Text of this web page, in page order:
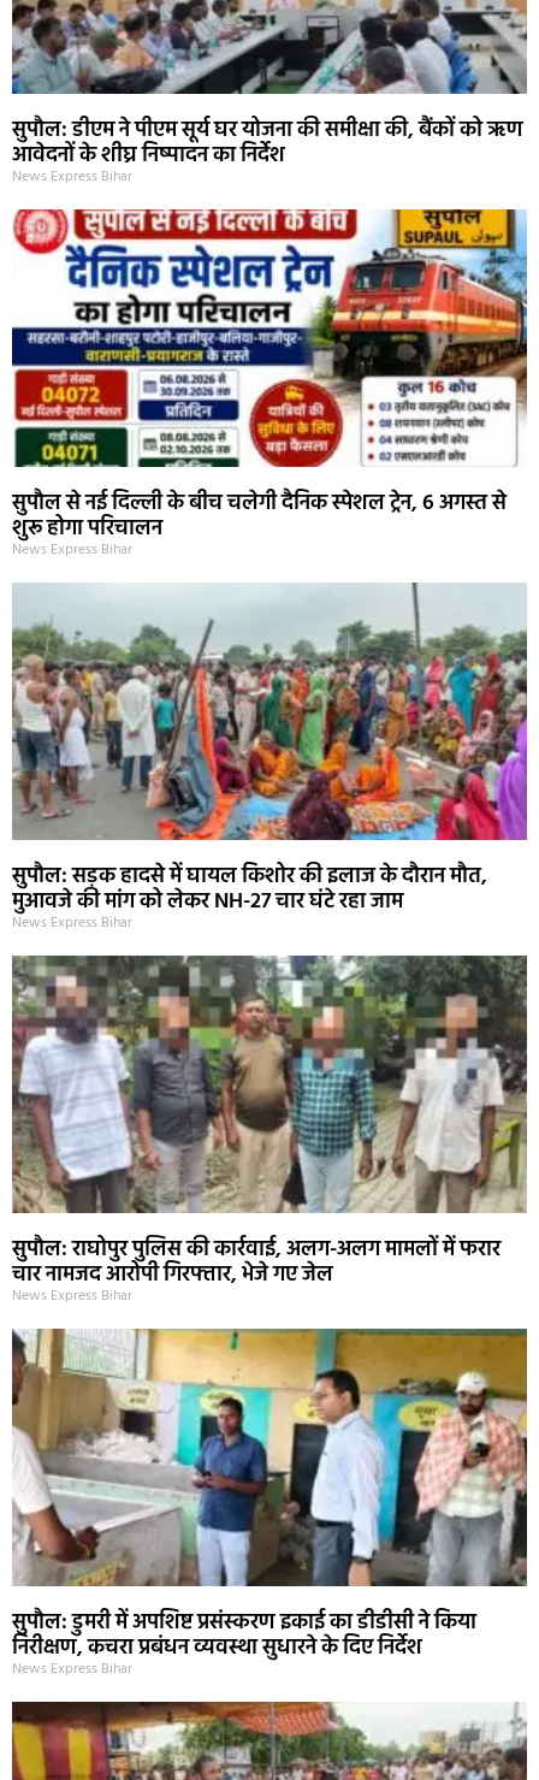
सुपौल: डीएम ने पीएम सूर्य घर योजना की समीक्षा की, बैंकों को ऋण
आवेदनों के शीघ्र निष्पादन का निर्देश
News Express Bihar
सुपौल से नई दिल्ली के बीच चलेगी दैनिक स्पेशल ट्रेन, 6 अगस्त से
शुरू होगा परिचालन
News Express Bihar
सुपौल: सड़क हादसे में घायल किशोर की इलाज के दौरान मौत,
मुआवजे की मांग को लेकर NH-27 चार घंटे रहा जाम
News Express Bihar
सुपौल: राघोपुर पुलिस की कार्रवाई, अलग-अलग मामलों में फरार
चार नामजद आरोपी गिरफ्तार, भेजे गए जेल
News Express Bihar
सुपौल: डुमरी में अपशिष्ट प्रसंस्करण इकाई का डीडीसी ने किया
निरीक्षण, कचरा प्रबंधन व्यवस्था सुधारने के दिए निर्देश
News Express Bihar